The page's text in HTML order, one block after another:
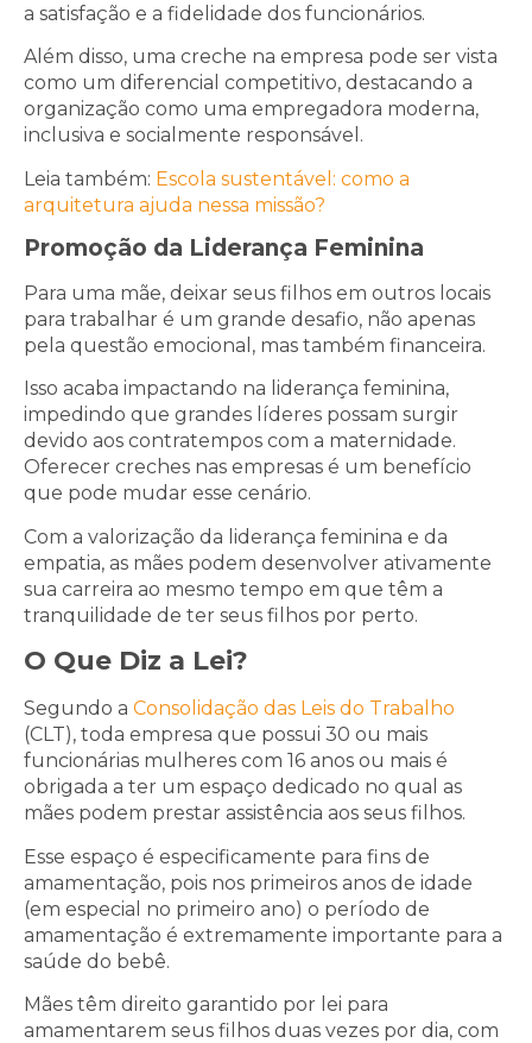
a satisfação e a fidelidade dos funcionários.
Além disso, uma creche na empresa pode ser vista
como um diferencial competitivo, destacando a
organização como uma empregadora moderna,
inclusiva e socialmente responsável.
Leia também: Escola sustentável: como a
arquitetura ajuda nessa missão?
Promoção da Liderança Feminina
Para uma mãe, deixar seus filhos em outros locais
para trabalhar é um grande desafio, não apenas
pela questão emocional, mas também financeira.
Isso acaba impactando na liderança feminina,
impedindo que grandes líderes possam surgir
devido aos contratempos com a maternidade.
Oferecer creches nas empresas é um benefício
que pode mudar esse cenário.
Com a valorização da liderança feminina e da
empatia, as mães podem desenvolver ativamente
sua carreira ao mesmo tempo em que têm a
tranquilidade de ter seus filhos por perto.
O Que Diz a Lei?
Segundo a Consolidação das Leis do Trabalho
(CLT), toda empresa que possui 30 ou mais
funcionárias mulheres com 16 anos ou mais é
obrigada a ter um espaço dedicado no qual as
mães podem prestar assistência aos seus filhos.
Esse espaço é especificamente para fins de
amamentação, pois nos primeiros anos de idade
(em especial no primeiro ano) o período de
amamentação é extremamente importante para a
saúde do bebê.
Mães têm direito garantido por lei para
amamentarem seus filhos duas vezes por dia, com